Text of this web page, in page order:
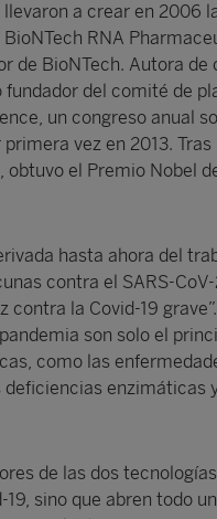
a crear en 2006
RNA
de BioNTech. Autora
del comité de
un congreso anual
vez en 2013.
el Premio Nobel
hasta ahora del
contra el SARS-
la Covid-19
son solo el
como las
enzimáticas
de las dos
sino que abren todo